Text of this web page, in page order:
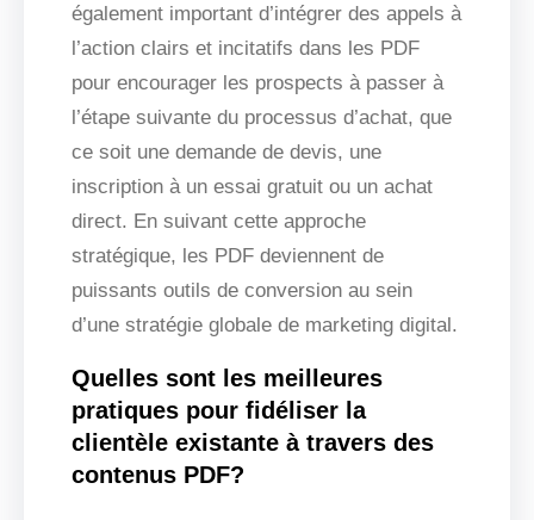
également important d’intégrer des appels à
l’action clairs et incitatifs dans les PDF
pour encourager les prospects à passer à
l’étape suivante du processus d’achat, que
ce soit une demande de devis, une
inscription à un essai gratuit ou un achat
direct. En suivant cette approche
stratégique, les PDF deviennent de
puissants outils de conversion au sein
d’une stratégie globale de marketing digital.
Quelles sont les meilleures
pratiques pour fidéliser la
clientèle existante à travers des
contenus PDF?